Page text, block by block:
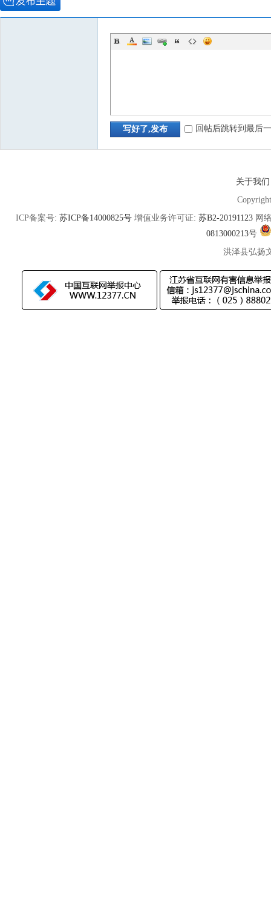
写好了,发布 回帖后跳转到最后
关于我们
ICP备案号: 苏ICP备14000825号 增值业务许可证: 苏B2-20191123 网
0813000213号
洪泽县弘扬